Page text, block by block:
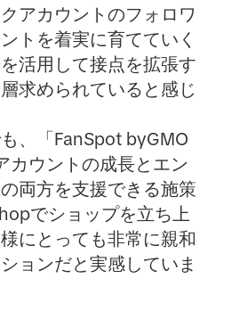
アカウントのフォロワ
トを着実に育てていく
活用して接点を拡張す
求められていると感じ
、「FanSpot byGMO
カウントの成長とエン
両方を支援できる施策
でショップを立ち上
にとっても非常に親和
ョンだと実感していま